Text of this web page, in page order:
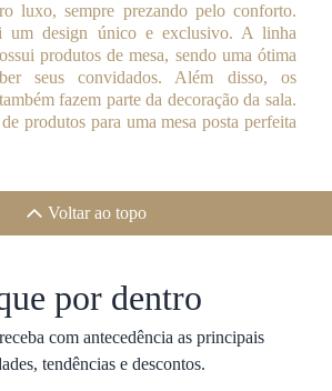
luxo, sempre prezando pelo conforto.
um design único e exclusivo. A linha
produtos de mesa, sendo uma ótima
seus convidados. Além disso, os
fazem parte da decoração da sala.
produtos para uma mesa posta perfeita
Voltar ao topo
por dentro
com antecedência as principais
tendências e descontos.